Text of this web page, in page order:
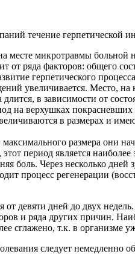
течение герпетической
месте микротравмы
от ряда факторов: общего
герпетического
увеличивается. Место, на
длится, в зависимости от
на верхушках
в размерах и
размера они
этот период является
боль. Через несколько
процесс регенерации
от девяти дней до двух
и ряда других причин.
сглажено, т.к. в
следует немедленно